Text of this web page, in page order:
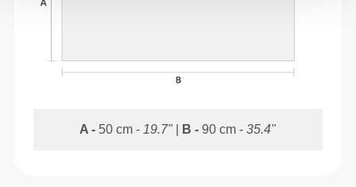
A - 50 cm - 19.7" B -90 cm -35.4"